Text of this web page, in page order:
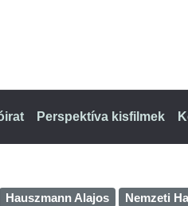
Perspektíva kisfilmek
Hauszmann Alajos Nemzeti